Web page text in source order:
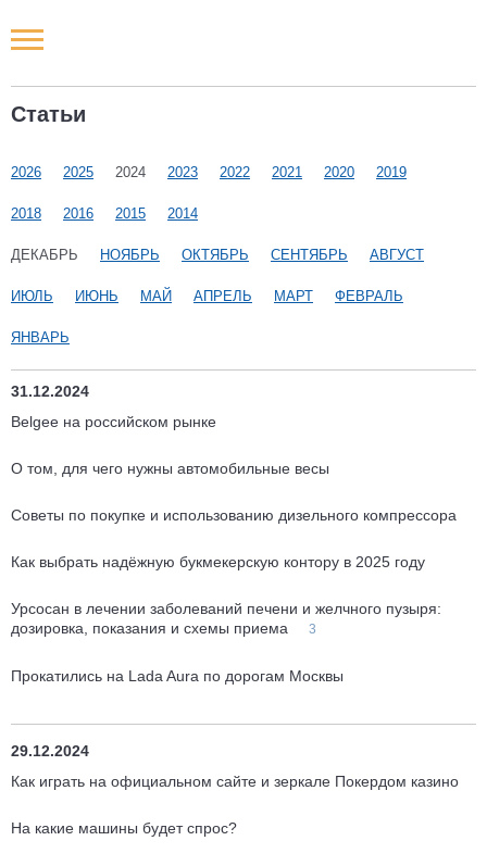
Статьи
2026 2025 2024 2023 2022 2021 2020 2019
2018 2016 2015 2014
ДЕКАБРЬ НОЯБРЬ ОКТЯБРЬ СЕНТЯБРЬ АВГУСТ
ИЮЛЬ ИЮНЬ МАЙ АПРЕЛЬ МАРТ ФЕВРАЛЬ
ЯНВАРЬ
31.12.2024
Belgee на российском рынке
О том, для чего нужны автомобильные весы
Советы по покупке и использованию дизельного компрессора
Как выбрать надёжную букмекерскую контору в 2025 году
Урсосан в лечении заболеваний печени и желчного пузыря:
дозировка, показания и схемы приема
3
Прокатились на Lada Aura по дорогам Москвы
29.12.2024
Как играть на официальном сайте и зеркале Покердом казино
На какие машины будет спрос?
Новости РФ
Наши мероприятия
Статьи